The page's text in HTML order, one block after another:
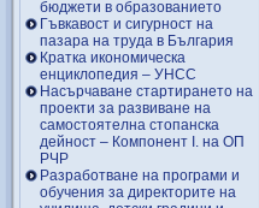
бюджети в образованието
Гъвкавост и сигурност на
пазара на труда в България
Кратка икономическа
енциклопедия – УНСС
Насърчаване стартирането на
проекти за развиване на
самостоятелна стопанска
дейност – Компонент I. на ОП
РЧР
Разработване на програми и
обучения за директорите на